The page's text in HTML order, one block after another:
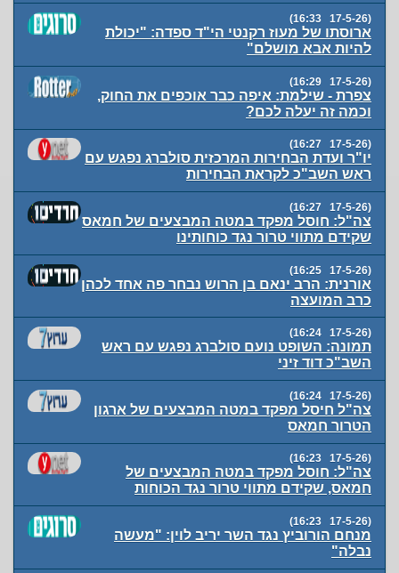
(17-5-26 16:33)
ארוסתו של מעוז רקנטי הי"ד ספדה: "יכולת
להיות אבא מושלם"
(17-5-26 16:29)
צפרת - שילמת: איפה כבר אוכפים את החוק,
וכמה זה יעלה לכם?
(17-5-26 16:27)
יו"ר ועדת הבחירות המרכזית סולברג נפגש עם
ראש השב"כ לקראת הבחירות
(17-5-26 16:27)
צה"ל: חוסל מפקד במטה המבצעים של חמאס
שקידם מתווי טרור נגד כוחותינו
(17-5-26 16:25)
אורנית: הרב ינאם בן הרוש נבחר פה אחד לכהן
כרב המועצה
(17-5-26 16:24)
תמונה: השופט נועם סולברג נפגש עם ראש
השב"כ דוד זיני
(17-5-26 16:24)
צה"ל חיסל מפקד במטה המבצעים של ארגון
הטרור חמאס
(17-5-26 16:23)
צה"ל: חוסל מפקד במטה המבצעים של
חמאס, שקידם מתווי טרור נגד הכוחות
(17-5-26 16:23)
מנחם הורוביץ נגד השר יריב לוין: "מעשה
נבלה"